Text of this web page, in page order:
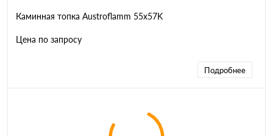
Каминная топка Austroflamm 55x57K
Цена по запросу
Подробнее